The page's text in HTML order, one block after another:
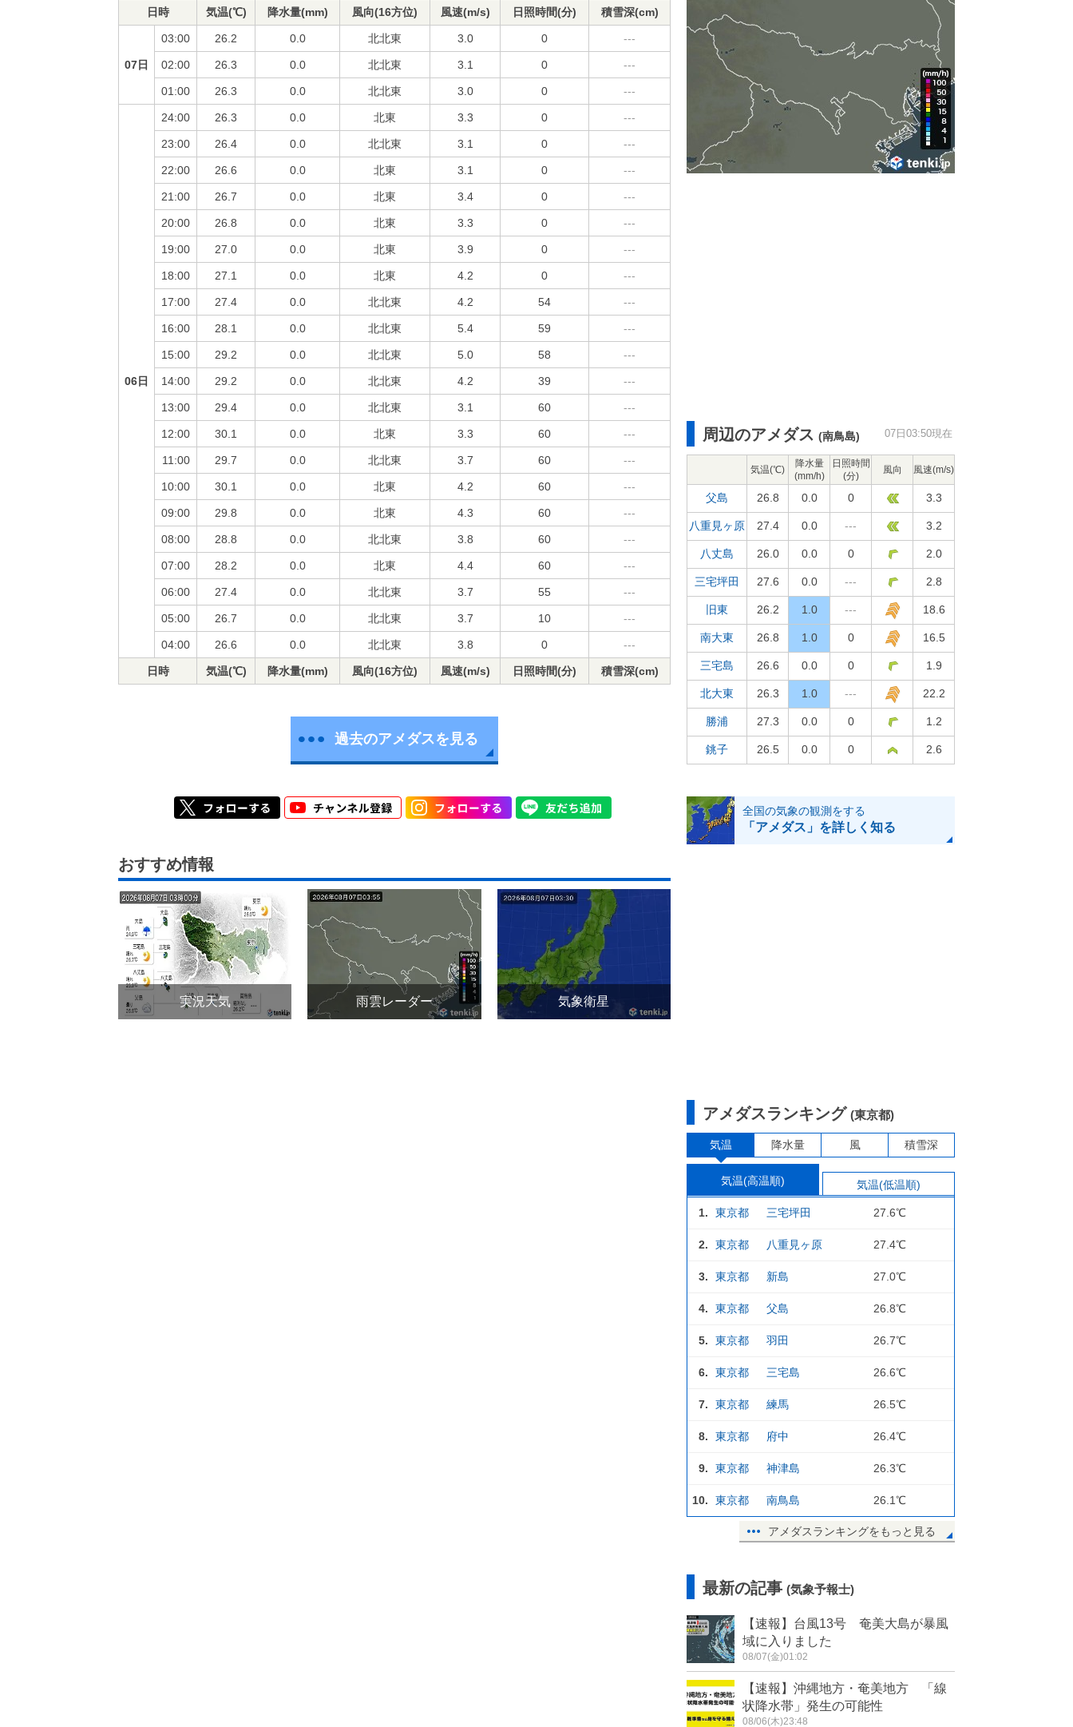
日時 気温(℃) 降水量(mm) 風向(16方位) 風速(m/s) 日照時間(分) 積雪深(cm)
07日
03:00 26.2 0.0 北北東 3.0 0 ---
02:00 26.3 0.0 北北東 3.1 0 ---
01:00 26.3 0.0 北北東 3.0 0 ---
06日
24:00 26.3 0.0 北東 3.3 0 ---
23:00 26.4 0.0 北北東 3.1 0 ---
22:00 26.6 0.0 北東 3.1 0 ---
21:00 26.7 0.0 北東 3.4 0 ---
20:00 26.8 0.0 北東 3.3 0 ---
19:00 27.0 0.0 北東 3.9 0 ---
18:00 27.1 0.0 北東 4.2 0 ---
17:00 27.4 0.0 北北東 4.2 54 ---
16:00 28.1 0.0 北北東 5.4 59 ---
15:00 29.2 0.0 北北東 5.0 58 ---
14:00 29.2 0.0 北北東 4.2 39 ---
13:00 29.4 0.0 北北東 3.1 60 ---
12:00 30.1 0.0 北東 3.3 60 ---
11:00 29.7 0.0 北北東 3.7 60 ---
10:00 30.1 0.0 北東 4.2 60 ---
09:00 29.8 0.0 北東 4.3 60 ---
08:00 28.8 0.0 北北東 3.8 60 ---
07:00 28.2 0.0 北東 4.4 60 ---
06:00 27.4 0.0 北北東 3.7 55 ---
05:00 26.7 0.0 北北東 3.7 10 ---
04:00 26.6 0.0 北北東 3.8 0 ---
日時 気温(℃) 降水量(mm) 風向(16方位) 風速(m/s) 日照時間(分) 積雪深(cm)
過去のアメダスを見る
おすすめ情報
実況天気 雨雲レーダー 気象衛星
周辺のアメダス (南鳥島) 07日03:50現在
気温(℃)
降水量
(mm/h)
日照時間
(分)
風向 風速(m/s)
父島 26.8 0.0 0 3.3
八重見ヶ原 27.4 0.0 --- 3.2
八丈島 26.0 0.0 0 2.0
三宅坪田 27.6 0.0 --- 2.8
旧東 26.2 1.0 --- 18.6
南大東 26.8 1.0 0 16.5
三宅島 26.6 0.0 0 1.9
北大東 26.3 1.0 --- 22.2
勝浦 27.3 0.0 0 1.2
銚子 26.5 0.0 0 2.6
全国の気象の観測をする
「アメダス」を詳しく知る
アメダスランキング (東京都)
気温 降水量 風 積雪深
気温(高温順) 気温(低温順)
1. 東京都 三宅坪田 27.6℃
2. 東京都 八重見ヶ原 27.4℃
3. 東京都 新島 27.0℃
4. 東京都 父島 26.8℃
5. 東京都 羽田 26.7℃
6. 東京都 三宅島 26.6℃
7. 東京都 練馬 26.5℃
8. 東京都 府中 26.4℃
9. 東京都 神津島 26.3℃
10. 東京都 南鳥島 26.1℃
アメダスランキングをもっと見る
最新の記事 (気象予報士)
【速報】台風13号 奄美大島が暴風
域に入りました
08/07(金)01:02
【速報】沖縄地方・奄美地方 「線
状降水帯」発生の可能性
08/06(木)23:48